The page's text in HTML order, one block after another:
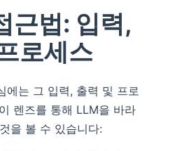
근법: 입력,
로세스
에는 그 입력, 출력 및 프로
렌즈를 통해 LLM을 바라
을 볼 수 있습니다: